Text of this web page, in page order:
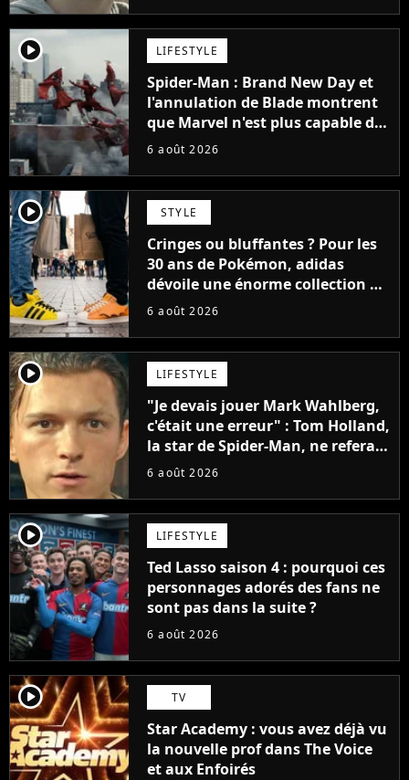
player2 LIFESTYLE
Spider-Man : Brand New Day et
l'annulation de Blade montrent
que Marvel n'est plus capable de
faire quoi que ce soit de simple
6 août 2026
player2 STYLE
Cringes ou bluffantes ? Pour les
30 ans de Pokémon, adidas
dévoile une énorme collection de
sneakers et je ne sais pas quoi en
6 août 2026
player2 LIFESTYLE
"Je devais jouer Mark Wahlberg,
c'était une erreur" : Tom Holland,
la star de Spider-Man, ne referait
pas ce blockbuster
6 août 2026
player2 LIFESTYLE
Ted Lasso saison 4 : pourquoi ces
personnages adorés des fans ne
sont pas dans la suite ?
6 août 2026
player2 TV
Star Academy : vous avez déjà vu
la nouvelle prof dans The Voice
et aux Enfoirés